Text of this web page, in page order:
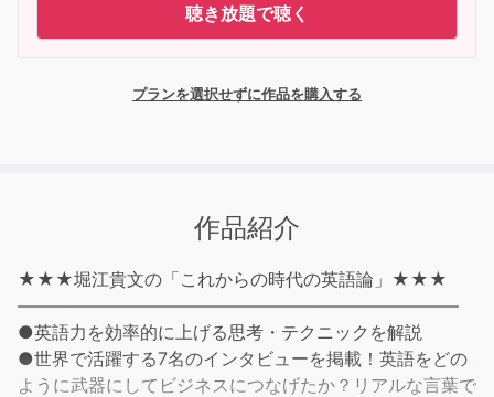
聴き放題で聴く
プランを選択せずに作品を購入する
作品紹介
★★★堀江貴文の「これからの時代の英語論」★★★
―――――――――――――――――――――――――
●英語力を効率的に上げる思考・テクニックを解説
●世界で活躍する7名のインタビューを掲載！英語をどの
ように武器にしてビジネスにつなげたか？リアルな言葉で